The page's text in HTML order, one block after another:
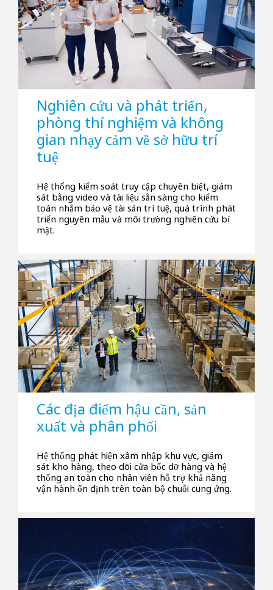
Nghiên cứu và phát triển,
phòng thí nghiệm và không
gian nhạy cảm về sở hữu trí
tuệ
Hệ thống kiểm soát truy cập chuyên biệt, giám
sát bằng video và tài liệu sẵn sàng cho kiểm
toán nhằm bảo vệ tài sản trí tuệ, quá trình phát
triển nguyên mẫu và môi trường nghiên cứu bí
mật.
Các địa điểm hậu cần, sản
xuất và phân phối
Hệ thống phát hiện xâm nhập khu vực, giám
sát kho hàng, theo dõi cửa bốc dỡ hàng và hệ
thống an toàn cho nhân viên hỗ trợ khả năng
vận hành ổn định trên toàn bộ chuỗi cung ứng.